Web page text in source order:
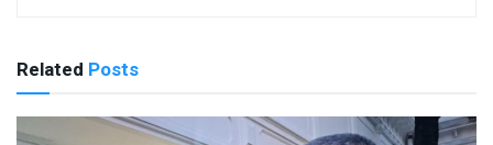
Related Posts